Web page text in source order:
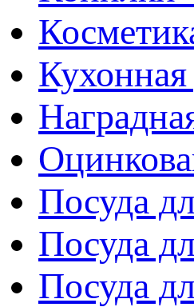
Кухонная
Посуда
Посуда
Посуда